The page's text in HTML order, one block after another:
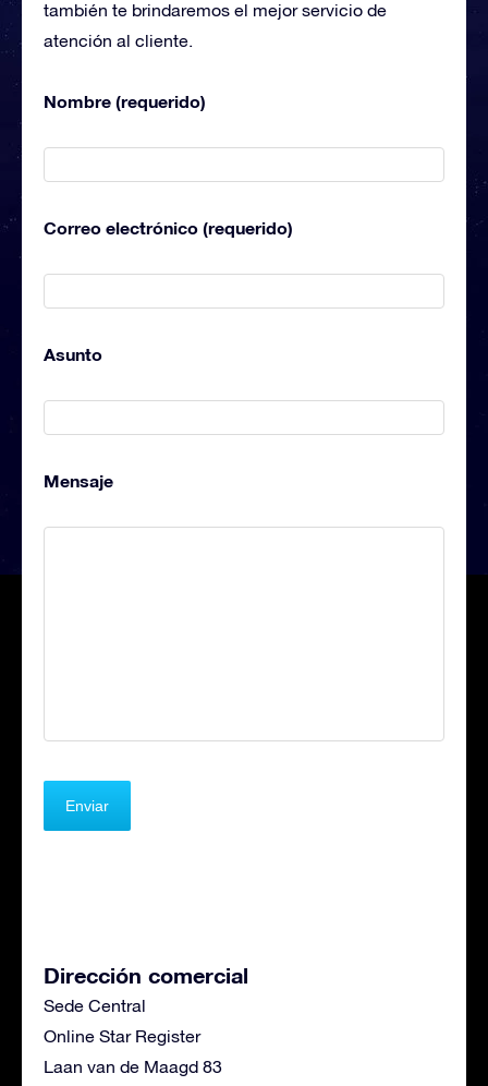
también te brindaremos el mejor servicio de
atención al cliente.
Nombre (requerido)
Correo electrónico (requerido)
Asunto
Mensaje
Dirección comercial
Sede Central
Online Star Register
Laan van de Maagd 83